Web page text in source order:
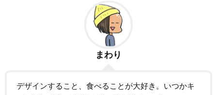
まわり
デザインすること、食べることが大好き。いつかキ